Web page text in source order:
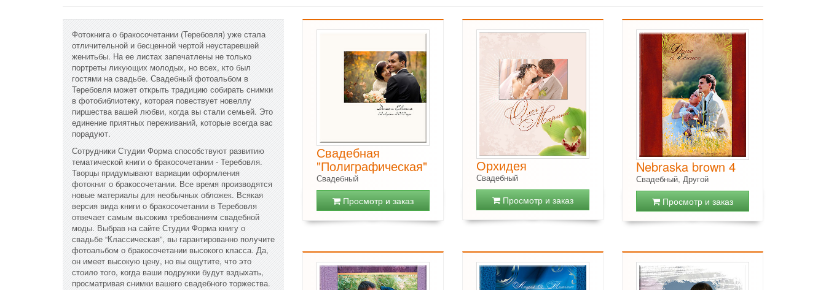
Фотокнига о бракосочетании (Теребовля) уже стала
отличительной и бесценной чертой неустаревшей
женитьбы. На ее листах запечатлены не только
портреты ликующих молодых, но всех, кто был
гостями на свадьбе. Свадебный фотоальбом в
Теребовля может открыть традицию собирать снимки
в фотобиблиотеку, которая повествует новеллу
пиршества вашей любви, когда вы стали семьей. Это
единение приятных переживаний, которые всегда вас
порадуют.
Сотрудники Студии Форма способствуют развитию
тематической книги о бракосочетании - Теребовля.
Творцы придумывают вариации оформления
фотокниг о бракосочетании. Все время производятся
новые материалы для необычных обложек. Всякая
версия вида книги о бракосочетании в Теребовля
отвечает самым высоким требованиям свадебной
моды. Выбрав на сайте Студии Форма книгу о
свадьбе “Классическая”, вы гарантированно получите
фотоальбом о бракосочетании высокого класса. Да,
он имеет высокую цену, но вы ощутите, что это
стоило того, когда ваши подружки будут вздыхать,
просматривая снимки вашего свадебного торжества.
Свадебная
"Полиграфическая"
Свадебный
Просмотр и заказ
Орхидея
Свадебный
Просмотр и заказ
Nebraska brown 4
Свадебный, Другой
Просмотр и заказ